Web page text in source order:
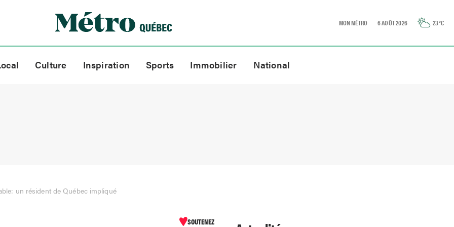
MON MÉTRO 6 AOÛT 2026 23°C
Culture Inspiration Sports Immobilier National
un résident de Québec impliqué
SOUTENEZ